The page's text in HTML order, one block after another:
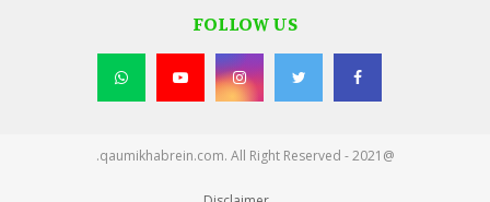
FOLLOW US
@2021 - qaumikhabrein.com. All Right Reserved.